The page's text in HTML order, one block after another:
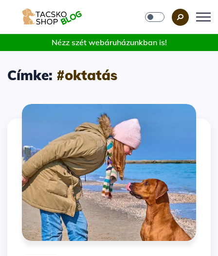
Nézz szét webáruházunkban is!
Címke: #oktatás